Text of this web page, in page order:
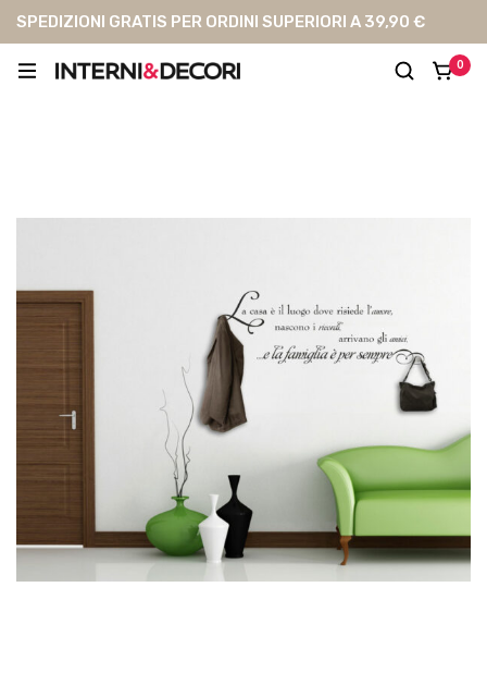
SPEDIZIONI GRATIS PER ORDINI SUPERIORI A 39,90 €
0